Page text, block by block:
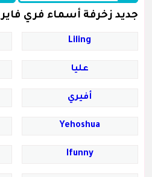
جديد زخرفة أسماء فري فاير
Liling
عليا
أفيري
Yehoshua
Ifunny